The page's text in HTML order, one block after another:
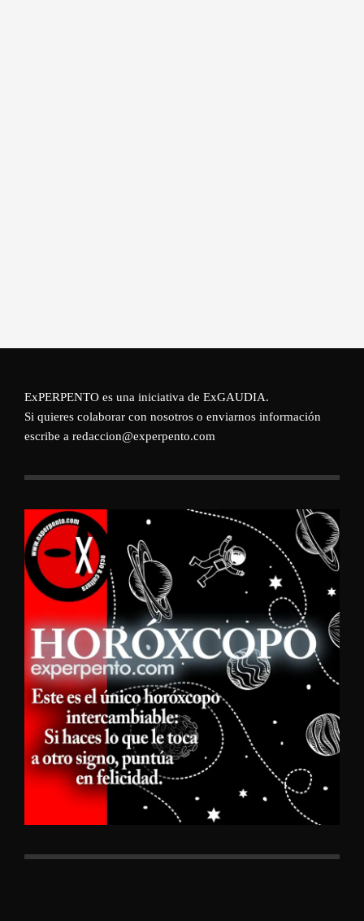
ExPERPENTO es una iniciativa de ExGAUDIA.
Si quieres colaborar con nosotros o enviarnos información
escribe a redaccion@experpento.com